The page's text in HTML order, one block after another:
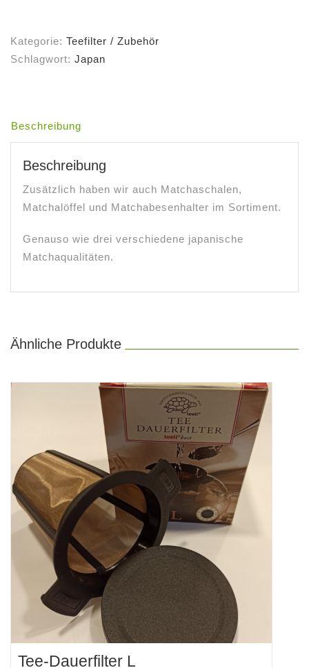
Kategorie: Teefilter / Zubehör
Schlagwort: Japan
Beschreibung
Beschreibung
Zusätzlich haben wir auch Matchaschalen,
Matchalöffel und Matchabesenhalter im Sortiment.
Genauso wie drei verschiedene japanische
Matchaqualitäten.
Ähnliche Produkte
Tee-Dauerfilter L